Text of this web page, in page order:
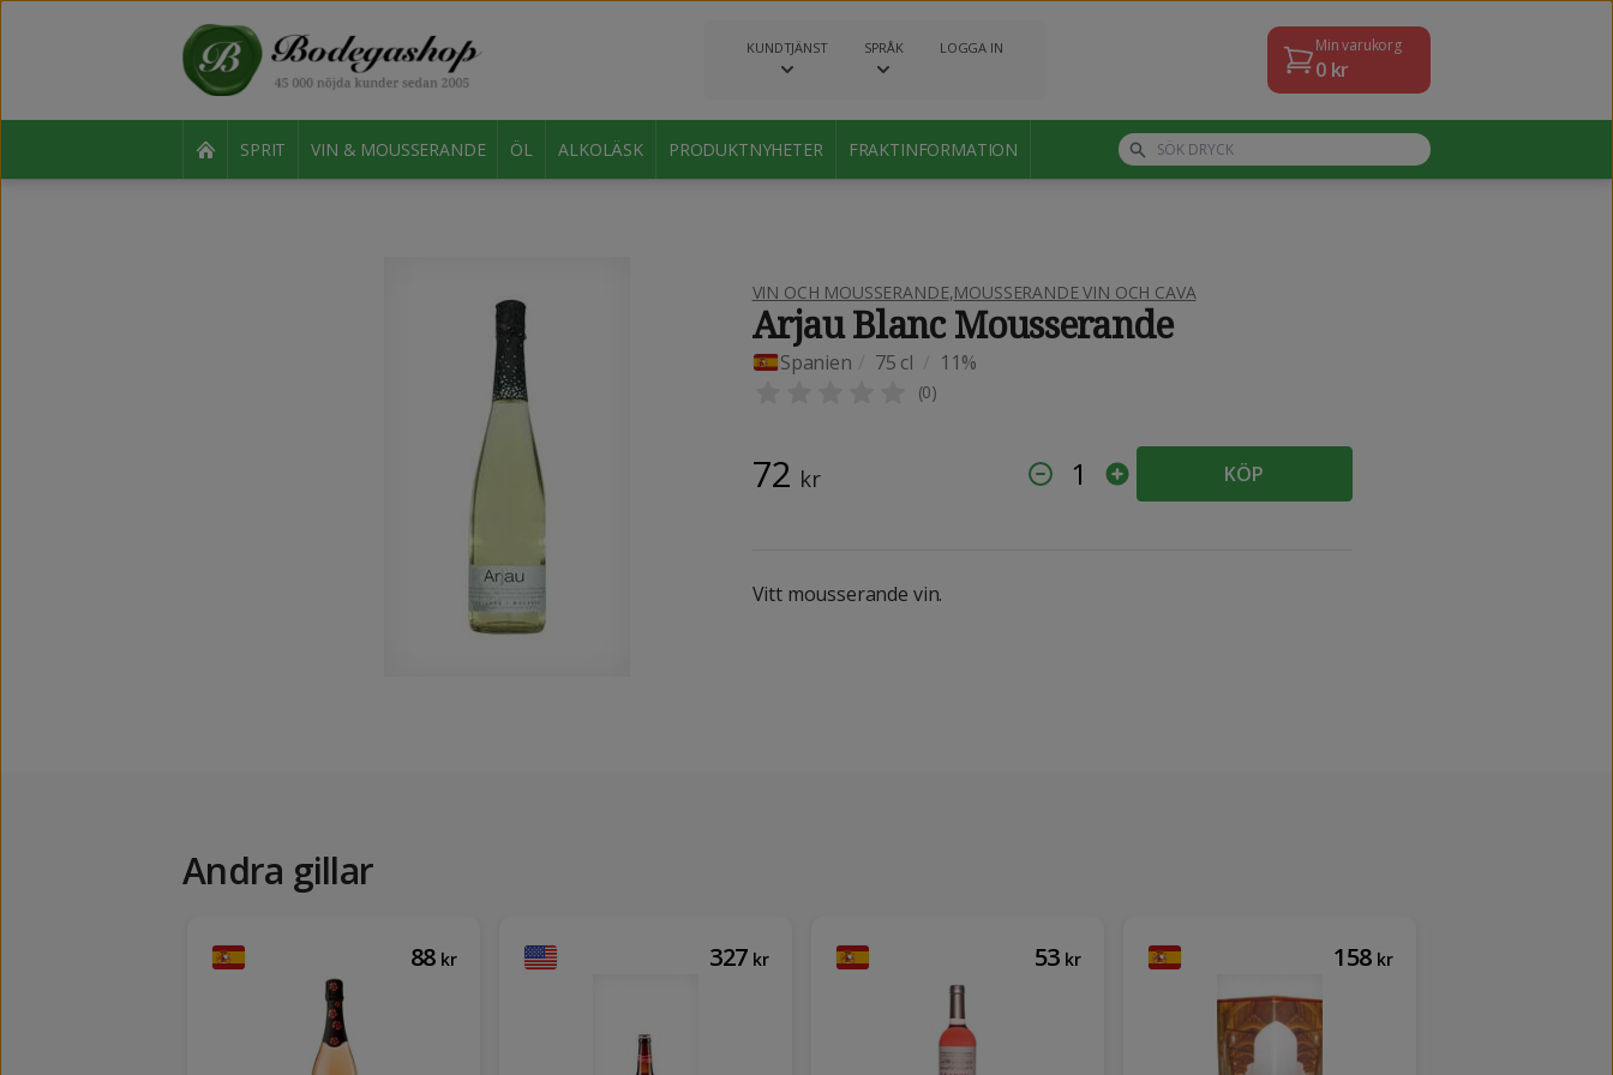
KUNDTJÄNST SPRÅK LOGGA IN Min varukorg
0kr
SPRIT VIN & MOUSSERANDE ÖL ALKOLÄSK PRODUKTNYHETER FRAKTINFORMATION
VIN OCH MOUSSERANDE,MOUSSERANDE VIN OCH CAVA
Arjau Blanc Mousserande
Spanien 75 cl 11%
(0)
72 kr 1 KÖP
Vitt mousserande vin.
Andra gillar
88 kr 327 kr 53 kr 158 kr